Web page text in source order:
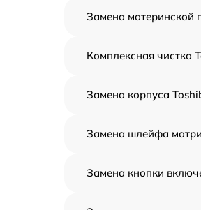
Замена материнской
Комплексная чистка
Замена корпуса
Замена шлейфа
Замена кнопки